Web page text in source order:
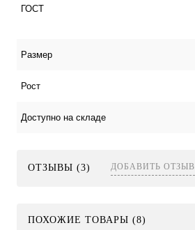
ГОСТ
Размер
Рост
Доступно на складе
ОТЗЫВЫ (3) ДОБАВИТЬ ОТЗЫВ
ПОХОЖИЕ ТОВАРЫ (8)